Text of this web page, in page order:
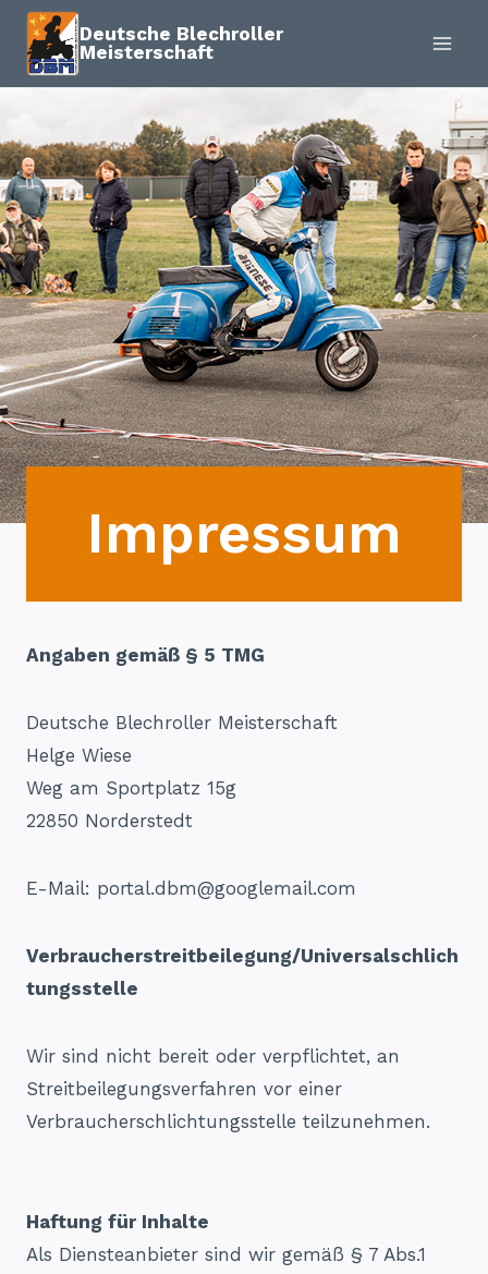
Zum
Inhalt
springen
Deutsche Blechroller
Meisterschaft
Impressum
Angaben gemäß § 5 TMG
Deutsche Blechroller Meisterschaft
Helge Wiese
Weg am Sportplatz 15g
22850 Norderstedt
E-Mail: portal.dbm@googlemail.com
Verbraucherstreitbeilegung/Universalschlich
tungsstelle
Wir sind nicht bereit oder verpflichtet, an
Streitbeilegungsverfahren vor einer
Verbraucherschlichtungsstelle teilzunehmen.
Haftung für Inhalte
Als Diensteanbieter sind wir gemäß § 7 Abs.1